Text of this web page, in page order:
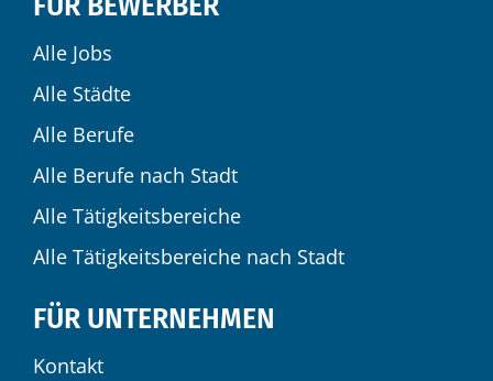
FÜR BEWERBER
Alle Jobs
Alle Städte
Alle Berufe
Alle Berufe nach Stadt
Alle Tätigkeitsbereiche
Alle Tätigkeitsbereiche nach Stadt
FÜR UNTERNEHMEN
Kontakt